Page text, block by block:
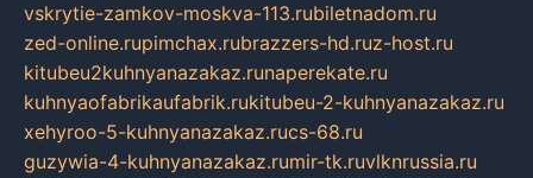
vskrytie-zamkov-moskva-113.rubiletnadom.ru
zed-online.rupimchax.rubrazzers-hd.ruz-host.ru
kitubeu2kuhnyanazakaz.runaperekate.ru
kuhnyaofabrikaufabrik.rukitubeu-2-kuhnyanazakaz.ru
xehyroo-5-kuhnyanazakaz.rucs-68.ru
guzywia-4-kuhnyanazakaz.rumir-tk.ruvlknrussia.ru